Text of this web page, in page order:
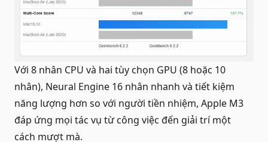
Với 8 nhân CPU và hai tùy chọn GPU (8 hoặc 10
nhân), Neural Engine 16 nhân nhanh và tiết kiệm
năng lượng hơn so với người tiền nhiệm, Apple M3
đáp ứng mọi tác vụ từ công việc đến giải trí một
cách mượt mà.